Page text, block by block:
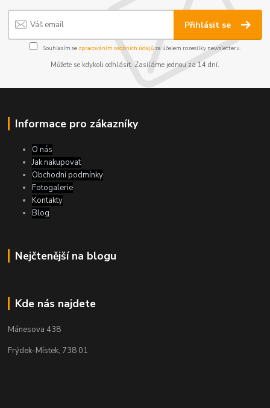
Přihlásit se
Souhlasím se zpracováním osobních údajůza účelem rozesílky newsletteru.
Můžete se kdykoli odhlásit. Zasíláme jednou za 14 dní.
Informace pro zákazníky
O nás
Jak nakupovat
Obchodní podmínky
Fotogalerie
Kontakty
Blog
Nejčtenější na blogu
Kde nás najdete
Mánesova 438
Frýdek-Místek, 738 01